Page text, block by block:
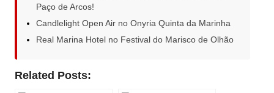
Paço de Arcos!
Candlelight Open Air no Onyria Quinta da Marinha
Real Marina Hotel no Festival do Marisco de Olhão
Related Posts: